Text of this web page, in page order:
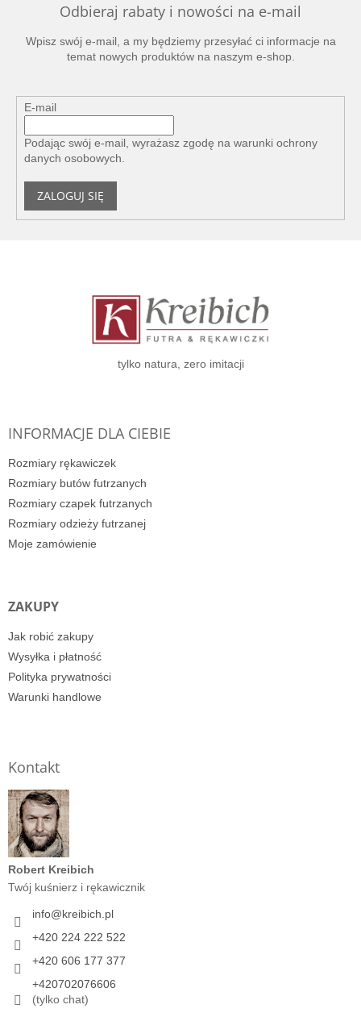
Odbieraj rabaty i nowości na e-mail
Wpisz swój e-mail, a my będziemy przesyłać ci informacje na
temat nowych produktów na naszym e-shop.
E-mail
Podając swój e-mail, wyrażasz zgodę na warunki ochrony
danych osobowych.
ZALOGUJ SIĘ
tylko natura, zero imitacji
INFORMACJE DLA CIEBIE
Rozmiary rękawiczek
Rozmiary butów futrzanych
Rozmiary czapek futrzanych
Rozmiary odzieży futrzanej
Moje zamówienie
ZAKUPY
Jak robić zakupy
Wysyłka i płatność
Polityka prywatności
Warunki handlowe
Kontakt
Robert Kreibich
Twój kuśnierz i rękawicznik
info@kreibich.pl
+420 224 222 522
+420 606 177 377
+420702076606
(tylko chat)